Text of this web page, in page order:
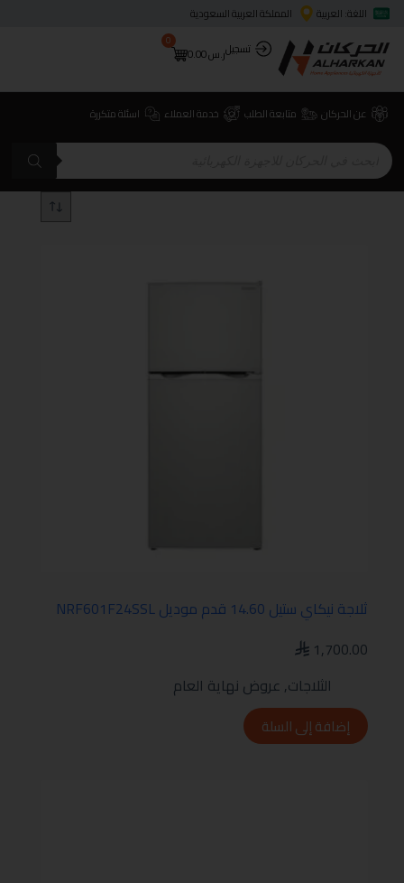
اللغة: العربية
المملكة العربية السعودية
تسجيلر.س0.00
0
عن الحركان متابعة الطلب خدمة العملاء اسئلة متكررة
ثلاجة نيكاي ستيل 14.60 قدم موديل NRF601F24SSL
1,700.00
الثلاجات, عروض نهاية العام
إضافة إلى السلة